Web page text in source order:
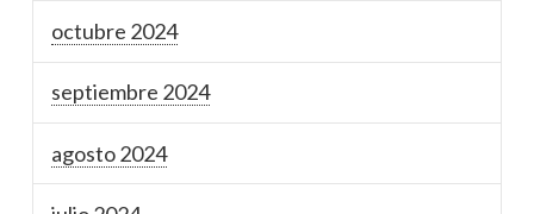
octubre 2024
septiembre 2024
agosto 2024